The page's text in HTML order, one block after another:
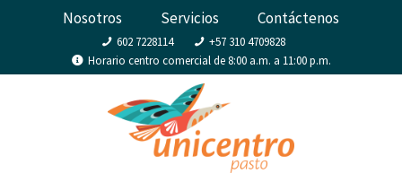
Nosotros Servicios Contáctenos
602 7228114
+57 310 4709828
Horario centro comercial de 8:00 a.m. a 11:00 p.m.